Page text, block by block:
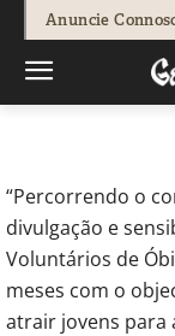
Anuncie
Fátima Ferreira
“Percorrendo o
divulgação e
Voluntários de
meses com o
atrair jovens para